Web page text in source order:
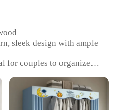
sleek design with ample
for couples to organize
Durable and sturdy
with multiple